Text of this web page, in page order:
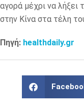
αγορά μέχρι να λήξει
στην Κίνα στα τέλη
Πηγή: healthdaily.gr